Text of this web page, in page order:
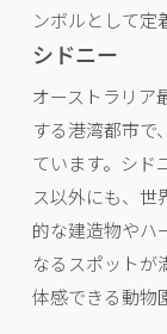
ンボルとして定
シドニー
オーストラリア
する港湾都市で
ています。シド
ス以外にも、世
的な建造物やハ
なるスポットが
体感できる動物